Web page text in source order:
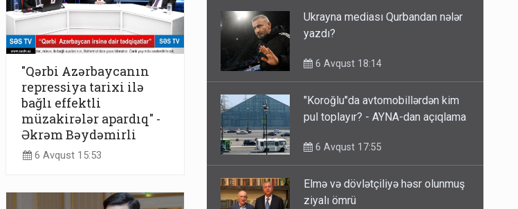
"Qərbi Azərbaycanın
repressiya tarixi ilə
bağlı effektli
müzakirələr apardıq" -
Əkrəm Bəydəmirli
6 Avqust 15:53
Ukrayna mediası Qurbandan nələr
yazdı?
6 Avqust 18:14
"Koroğlu"da avtomobillərdən kim
pul toplayır? - AYNA-dan açıqlama
6 Avqust 17:55
Elmə və dövlətçiliyə həsr olunmuş
ziyalı ömrü